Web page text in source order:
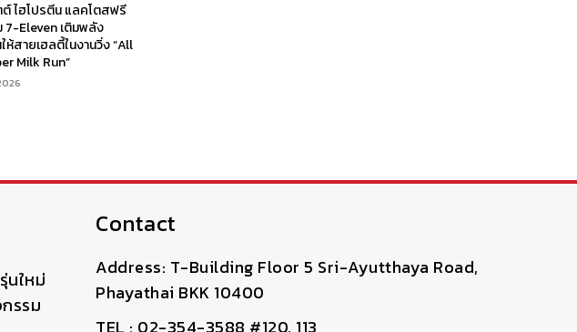
ไฮโปรตีน แลคโตสฟรี
7-Eleven เติมพลัง
ห้สายเฮลตี้ในงานวิ่ง “All
Milk Run”
นใหม่
รรม
Contact
Address: T-Building Floor 5 Sri-Ayutthaya Road,
Phayathai BKK 10400